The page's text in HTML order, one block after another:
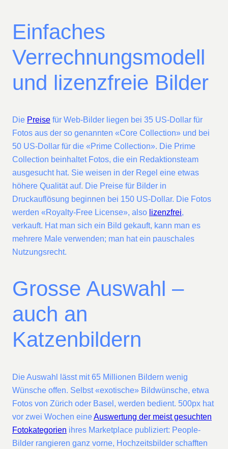
Einfaches
Verrechnungsmodell
und lizenzfreie Bilder
Die Preise für Web-Bilder liegen bei 35 US-Dollar für
Fotos aus der so genannten «Core Collection» und bei
50 US-Dollar für die «Prime Collection». Die Prime
Collection beinhaltet Fotos, die ein Redaktionsteam
ausgesucht hat. Sie weisen in der Regel eine etwas
höhere Qualität auf. Die Preise für Bilder in
Druckauflösung beginnen bei 150 US-Dollar. Die Fotos
werden «Royalty-Free License», also lizenzfrei,
verkauft. Hat man sich ein Bild gekauft, kann man es
mehrere Male verwenden; man hat ein pauschales
Nutzungsrecht.
Grosse Auswahl –
auch an
Katzenbildern
Die Auswahl lässt mit 65 Millionen Bildern wenig
Wünsche offen. Selbst «exotische» Bildwünsche, etwa
Fotos von Zürich oder Basel, werden bedient. 500px hat
vor zwei Wochen eineAuswertung der meist gesuchten
Fotokategorien ihres Marketplace publiziert: People-
Bilder rangieren ganz vorne, Hochzeitsbilder schafften